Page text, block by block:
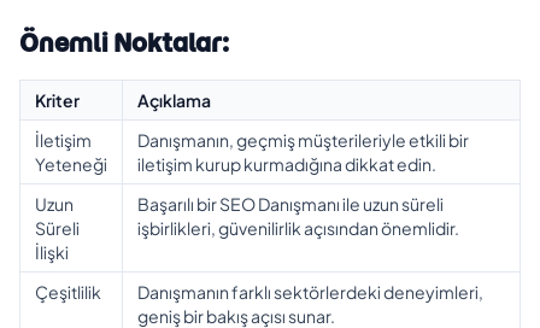
Önemli Noktalar:
Kriter
Açıklama
İletişim
Yeteneği
Danışmanın, geçmiş müşterileriyle etkili bir
iletişim kurup kurmadığına dikkat edin.
Uzun
Süreli
İlişki
Başarılı bir SEO Danışmanı ile uzun süreli
işbirlikleri, güvenilirlik açısından önemlidir.
Çeşitlilik
Danışmanın farklı sektörlerdeki deneyimleri,
geniş bir bakış açısı sunar.